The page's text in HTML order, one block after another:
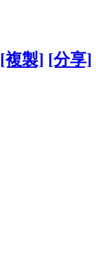
[複製] [分享]